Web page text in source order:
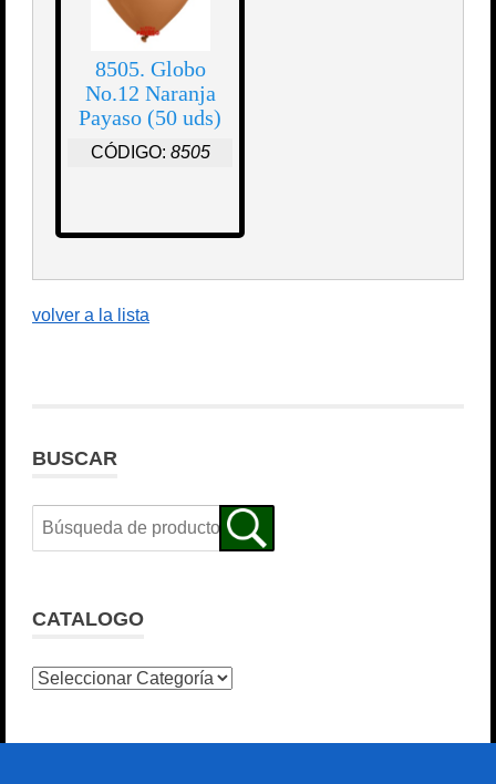
8505. Globo
No.12 Naranja
Payaso (50 uds)
CÓDIGO: 8505
volver a la lista
BUSCAR
CATALOGO